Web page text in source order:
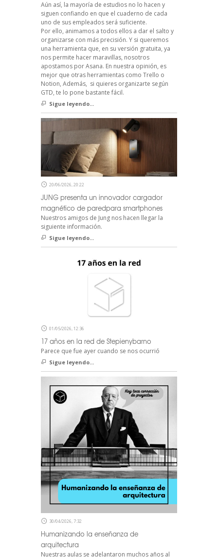
Aún así, la mayoría de estudios no lo hacen y
siguen confiando en que el cuaderno de cada
uno de sus empleados será suficiente.
Por ello, animamos a todos ellos a dar el salto y
organizarse con más precisión. Y si queremos
una herramienta que, en su versión gratuita, ya
nos permite hacer maravillas, nosotros
apostamos por Asana. En nuestra opinión, es
mejor que otras herramientas como Trello o
Notion, Además, si quieres organizarte según
GTD, te lo pone bastante fácil.
Sigue leyendo...
20/06/2026, 20:22
JUNG presenta un innovador cargador
magnético de paredpara smartphones
Nuestros amigos de Jung nos hacen llegar la
siguiente información.
Sigue leyendo...
01/05/2026, 12:36
17 años en la red de Stepienybarno
Parece que fue ayer cuando se nos ocurrió
Sigue leyendo...
30/04/2026, 7:32
Humanizando la enseñanza de
arquitectura
Nuestras aulas se adelantaron muchos años al